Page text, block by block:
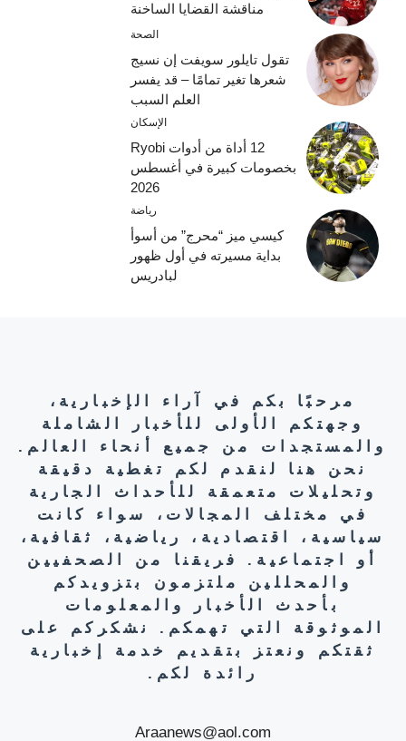
مناقشة القضايا الساخنة
الصحة
تقول تايلور سويفت إن نسيج
شعرها تغير تمامًا – قد يفسر
العلم السبب
الإسكان
12 أداة من أدوات Ryobi
بخصومات كبيرة في أغسطس
2026
رياضة
كيسي ميز “محرج” من أسوأ
بداية مسيرته في أول ظهور
لبادريس
مرحبًا بكم في آراء الإخبارية،
وجهتكم الأولى للأخبار الشاملة
والمستجدات من جميع أنحاء العالم.
نحن هنا لنقدم لكم تغطية دقيقة
وتحليلات متعمقة للأحداث الجارية
في مختلف المجالات، سواء كانت
سياسية، اقتصادية، رياضية، ثقافية،
أو اجتماعية. فريقنا من الصحفيين
والمحللين ملتزمون بتزويدكم
بأحدث الأخبار والمعلومات
الموثوقة التي تهمكم. نشكركم على
ثقتكم ونعتز بتقديم خدمة إخبارية
رائدة لكم.
Araanews@aol.com